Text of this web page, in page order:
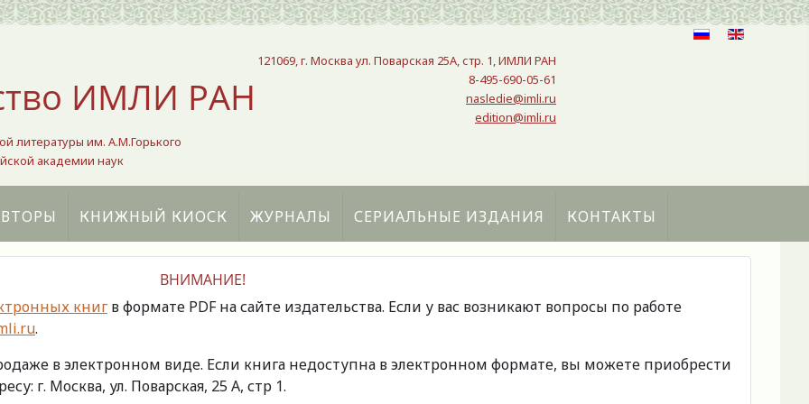
ИМЛИ РАН
литературы им. А.М.Горького
академии наук
121069, г. Москва ул. Поварская 25A, стр. 1, ИМЛИ РАН
8-495-690-05-61
nasledie@imli.ru
edition@imli.ru
КНИЖНЫЙ КИОСК ЖУРНАЛЫ СЕРИАЛЬНЫЕ ИЗДАНИЯ КОНТАКТЫ
ВНИМАНИЕ!
книг в формате PDF на сайте издательства. Если у вас возникают вопросы по работе
.
в электронном виде. Если книга недоступна в электронном формате, вы можете приобрести
г. Москва, ул. Поварская, 25 А, стр 1.